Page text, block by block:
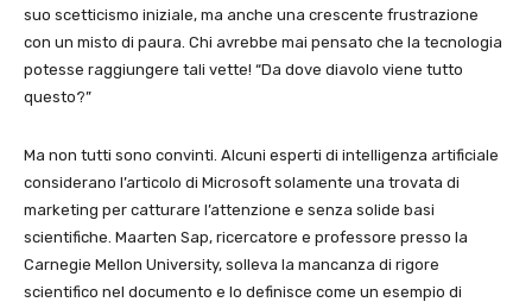
suo scetticismo iniziale, ma anche una crescente frustrazione
con un misto di paura. Chi avrebbe mai pensato che la tecnologia
potesse raggiungere tali vette! “Da dove diavolo viene tutto
questo?”
Ma non tutti sono convinti. Alcuni esperti di intelligenza artificiale
considerano l’articolo di Microsoft solamente una trovata di
marketing per catturare l’attenzione e senza solide basi
scientifiche. Maarten Sap, ricercatore e professore presso la
Carnegie Mellon University, solleva la mancanza di rigore
scientifico nel documento e lo definisce come un esempio di